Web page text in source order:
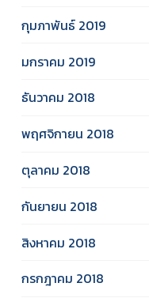
กุมภาพันธ์ 2019
มกราคม 2019
ธันวาคม 2018
พฤศจิกายน 2018
ตุลาคม 2018
กันยายน 2018
สิงหาคม 2018
กรกฎาคม 2018